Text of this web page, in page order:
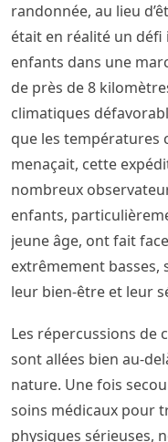
randonnée, au lieu
était en réalité un défi
enfants dans une
de près de 8
climatiques
que les températures
menaçait, cette
nombreux
enfants,
jeune âge, ont fait
extrêmement basses,
leur bien-être et leur
Les répercussions de
sont allées bien au-
nature. Une fois
soins médicaux pour
physiques sérieuses,